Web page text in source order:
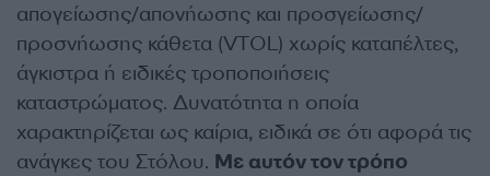
απογείωσης/απονήωσης και προσγείωσης/
προσνήωσης κάθετα (VTOL) χωρίς καταπέλτες,
άγκιστρα ή ειδικές τροποποιήσεις
καταστρώματος. Δυνατότητα η οποία
χαρακτηρίζεται ως καίρια, ειδικά σε ότι αφορά τις
ανάγκες του Στόλου. Με αυτόν τον τρόπο